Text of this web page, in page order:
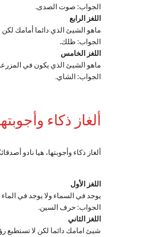
الجواب: صوت الصدى.
اللغز الرابع
ماهو الشيئ الذي دائما أمامك لكن
الجواب: ظلك.
اللغز الخامس
ماهو الشيئ الذي يكون في
الجواب: الشاي.
ألغاز ذكاء
ألغاز ذكاء وأجوبتها، هيا نادو
اللغز الأول
يوجد في السماء ولا يوجد في الماء
الجواب: حرف السين.
اللغز الثاني
شيئ امامك دائما لكن لا تستطيع